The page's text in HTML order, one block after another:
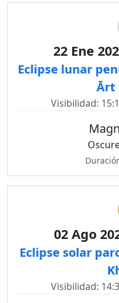
22 Ene
Eclipse lunar
Ārt
Visibilidad:
02 Ago
Eclipse solar
Visibilidad: